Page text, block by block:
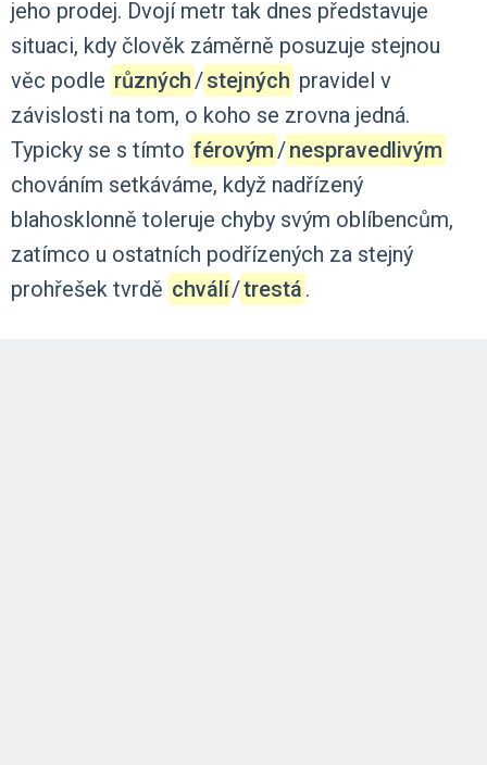
jeho prodej. Dvojí metr tak dnes představuje
situaci, kdy člověk záměrně posuzuje stejnou
věc podle různých‍/‌stejných pravidel v
závislosti na tom, o koho se zrovna jedná.
Typicky se s tímto férovým‍/‌nespravedlivým
chováním setkáváme, když nadřízený
blahosklonně toleruje chyby svým oblíbencům,
zatímco u ostatních podřízených za stejný
prohřešek tvrdě chválí‍/‌trestá .